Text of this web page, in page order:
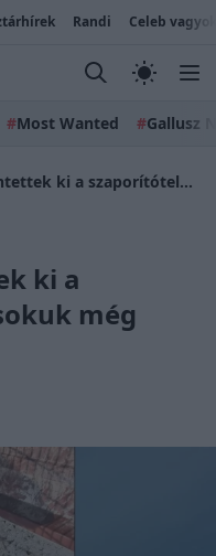
Randi Celeb
#Most Wanted #Gallusz
200 kutyát mentettek ki a szaporítótelepről – sokuk még most is retteg
ki a
még